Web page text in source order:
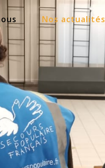
Nos actualités